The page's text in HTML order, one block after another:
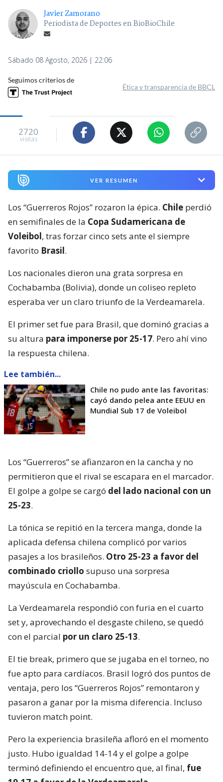
Javier Zamorano
Periodista de Deportes en BioBioChile
Sábado 08 Agosto, 2026 | 22:06
Seguimos criterios de
Ética y transparencia de BBCL
2720
visitas
VER RESUMEN
Los “Guerreros Rojos” rozaron la épica. Chile perdió
en semifinales de la Copa Sudamericana de
Voleibol, tras forzar cinco sets ante el siempre
favorito Brasil.
Los nacionales dieron una grata sorpresa en
Cochabamba (Bolivia), donde un coliseo repleto
esperaba ver un claro triunfo de la Verdeamarela.
El primer set fue para Brasil, que dominó gracias a
su altura para imponerse por 25-17. Pero ahí vino
la respuesta chilena.
Lee también...
Chile no pudo ante las favoritas:
cayó dando pelea ante EEUU en
Mundial Sub 17 de Voleibol
Los “Guerreros” se afianzaron en la cancha y no
permitieron que el rival se escapara en el marcador.
El golpe a golpe se cargó del lado nacional con un
25-23.
La tónica se repitió en la tercera manga, donde la
aplicada defensa chilena complicó por varios
pasajes a los brasileños. Otro 25-23 a favor del
combinado criollo supuso una sorpresa
mayúscula en Cochabamba.
La Verdeamarela respondió con furia en el cuarto
set y, aprovechando el desgaste chileno, se quedó
con el parcial por un claro 25-13.
El tie break, primero que se jugaba en el torneo, no
fue apto para cardíacos. Brasil logró dos puntos de
ventaja, pero los “Guerreros Rojos” remontaron y
pasaron a ganar por la misma diferencia. Incluso
tuvieron match point.
Pero la experiencia brasileña afloró en el momento
justo. Hubo igualdad 14-14 y el golpe a golpe
terminó definiendo el encuentro que, al final, fue